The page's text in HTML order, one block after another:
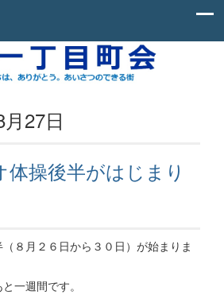
27日
操後半がはじまり
８月２６日から３０日）が始まりま
一週間です。